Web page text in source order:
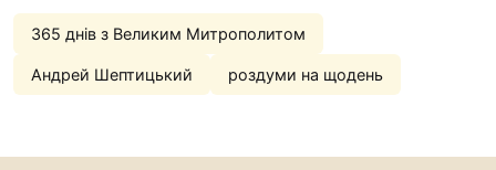
365 днів з Великим Митрополитом
Андрей Шептицький роздуми на щодень